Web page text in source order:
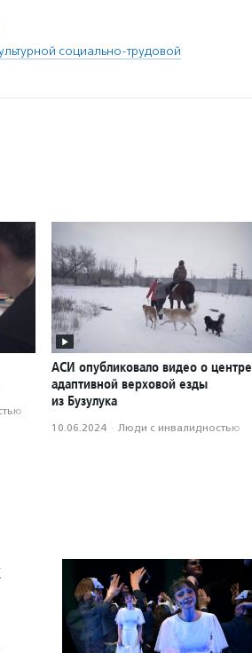
социально-трудовой
АСИ опубликовало видео о центре
адаптивной верховой езды
из Бузулука
10.06.2024 · Люди с инвалидностью